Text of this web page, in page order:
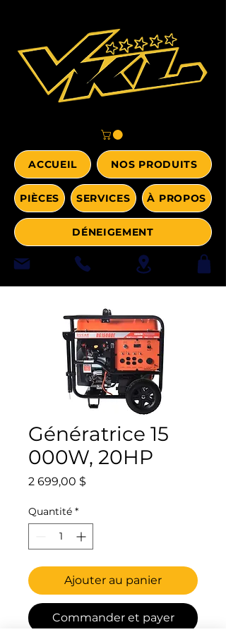
ACCUEIL NOS PRODUITS
PIÈCES SERVICES À PROPOS
DÉNEIGEMENT
Génératrice 15
000W, 20HP
2 699,00 $
Quantité *
Ajouter au panier
Commander et payer